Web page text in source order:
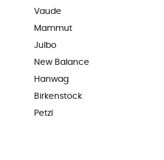
Vaude
Mammut
Julbo
New Balance
Hanwag
Birkenstock
Petzl